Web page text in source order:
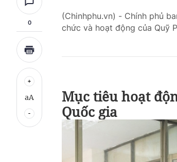
0
aA
(Chinhphu.vn) - Chính phủ
chức và hoạt động của Quỹ
Mục tiêu hoạt
Quốc gia